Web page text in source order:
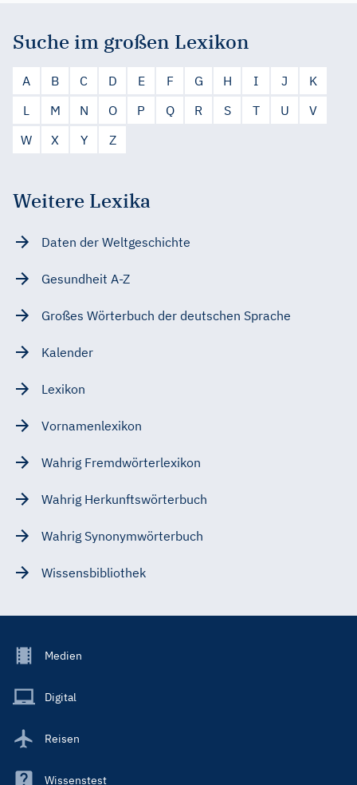
Suche im großen Lexikon
A B C D E F G H I J
K
L
M N O P Q R S T U
V
W
X Y Z
Weitere Lexika
Daten der Weltgeschichte
Gesundheit A-Z
Großes Wörterbuch der deutschen Sprache
Kalender
Lexikon
Vornamenlexikon
Wahrig Fremdwörterlexikon
Wahrig Herkunftswörterbuch
Wahrig Synonymwörterbuch
Wissensbibliothek
Footer
Main
Medien
Digital
Reisen
Wissenstest